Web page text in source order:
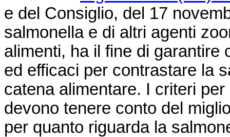
e del Consiglio, del 17
salmonella e di altri agenti
alimenti, ha il fine di garantire
ed efficaci per contrastare la
catena alimentare. I criteri
devono tenere conto del
per quanto riguarda la